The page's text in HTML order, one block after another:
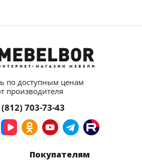
по доступным ценам
производителя
703-73-43
Покупателям